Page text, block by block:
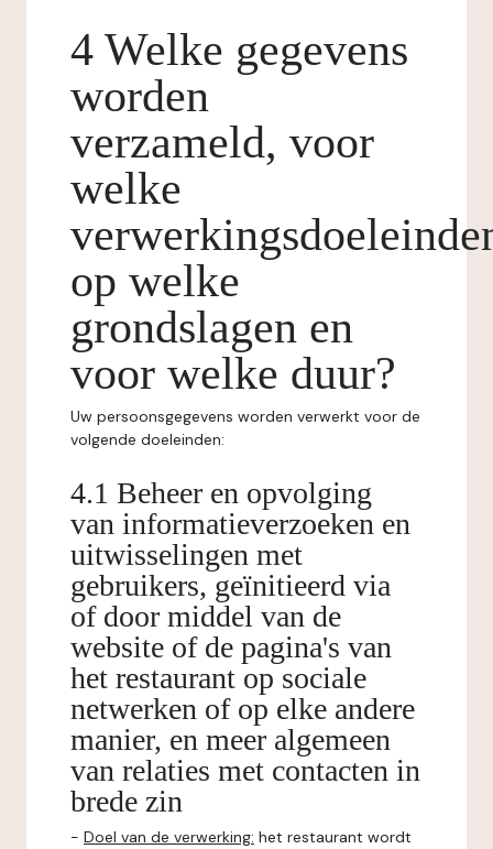
4 Welke gegevens
worden
verzameld, voor
welke
op welke
grondslagen en
voor welke duur?
Uw persoonsgegevens worden verwerkt voor de
volgende doeleinden:
4.1 Beheer en opvolging
van informatieverzoeken en
uitwisselingen met
gebruikers, geïnitieerd via
of door middel van de
website of de pagina's van
het restaurant op sociale
netwerken of op elke andere
manier, en meer algemeen
van relaties met contacten in
brede zin
- Doel van de verwerking: het restaurant wordt